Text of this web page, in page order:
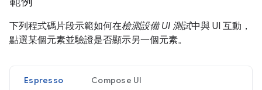
下列程式碼片段示範如何在檢測設備 UI 測試中與 UI 互動，
點選某個元素並驗證是否顯示另一個元素。
Espresso Compose UI